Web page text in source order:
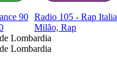
90 Radio 105 - Rap Italia
Milão, Rap
Lombardia
Lombardia